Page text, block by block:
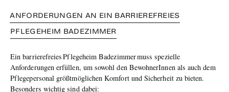
ANFORDERUNGEN AN EIN BARRIEREFREIES
PFLEGEHEIM BADEZIMMER
Ein barrierefreies Pflegeheim Badezimmer muss spezielle
Anforderungen erfüllen, um sowohl den BewohnerInnen als auch dem
Pflegepersonal größtmöglichen Komfort und Sicherheit zu bieten.
Besonders wichtig sind dabei: